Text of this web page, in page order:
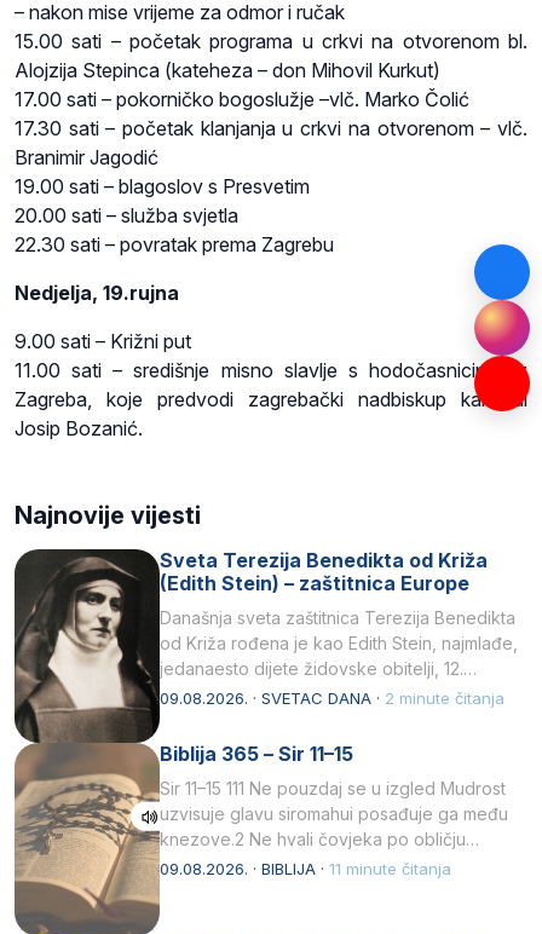
– nakon mise vrijeme za odmor i ručak
15.00 sati – početak programa u crkvi na otvorenom bl.
Alojzija Stepinca (kateheza – don Mihovil Kurkut)
17.00 sati – pokorničko bogoslužje –vlč. Marko Čolić
17.30 sati – početak klanjanja u crkvi na otvorenom – vlč.
Branimir Jagodić
19.00 sati – blagoslov s Presvetim
20.00 sati – služba svjetla
22.30 sati – povratak prema Zagrebu
Nedjelja, 19.rujna
9.00 sati – Križni put
11.00 sati – središnje misno slavlje s hodočasnicima iz
Zagreba, koje predvodi zagrebački nadbiskup kardinal
Josip Bozanić.
Najnovije vijesti
Sveta Terezija Benedikta od Križa
(Edith Stein) – zaštitnica Europe
Današnja sveta zaštitnica Terezija Benedikta
od Križa rođena je kao Edith Stein, najmlađe,
jedanaesto dijete židovske obitelji, 12.
listopada 1891, u Wrocławu…
09.08.2026. · SVETAC DANA · 2 minute čitanja
Biblija 365 – Sir 11–15
Sir 11–15 111 Ne pouzdaj se u izgled Mudrost
uzvisuje glavu siromahui posađuje ga među
knezove.2 Ne hvali čovjeka po obličju
njegovui…
09.08.2026. · BIBLIJA · 11 minute čitanja